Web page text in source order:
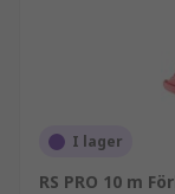
I lager
RS PRO 10 m